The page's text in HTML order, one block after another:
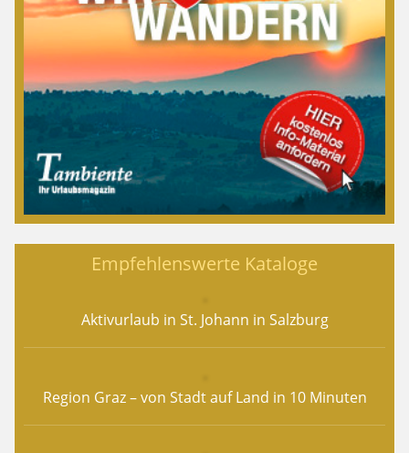
Empfehlenswerte Kataloge
Aktivurlaub in St. Johann in Salzburg
Region Graz – von Stadt auf Land in 10 Minuten